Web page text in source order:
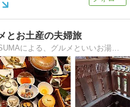
とお土産の夫婦旅